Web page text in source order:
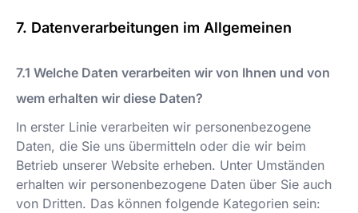
Datenverarbeitungen im Allgemeinen
Welche Daten verarbeiten wir von Ihnen und von
wem erhalten wir diese Daten?
In erster Linie verarbeiten wir personenbezogene
Daten, die Sie uns übermitteln oder die wir beim
Betrieb unserer Website erheben. Unter Umständen
erhalten wir personenbezogene Daten über Sie auch
von Dritten. Das können folgende Kategorien sein: